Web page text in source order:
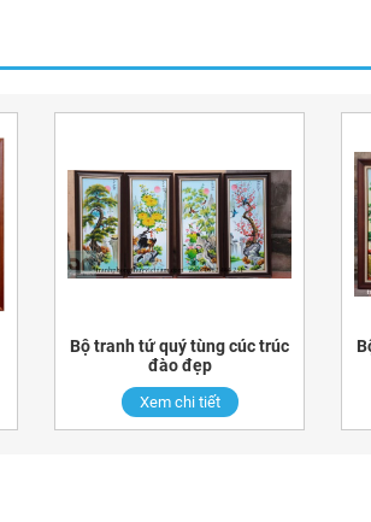
Bộ tranh tứ quý tùng cúc trúc
đào đẹp
Xem chi tiết